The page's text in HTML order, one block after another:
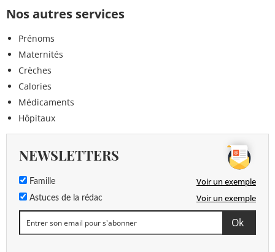
Nos autres services
Prénoms
Maternités
Crèches
Calories
Médicaments
Hôpitaux
NEWSLETTERS
Famille Voir un exemple
Astuces de la rédac Voir un exemple